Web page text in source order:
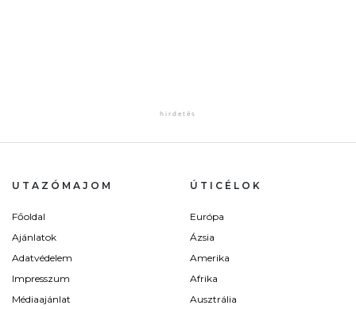
UTAZÓMAJOM
Főoldal
Ajánlatok
Adatvédelem
Impresszum
Médiaajánlat
ÚTICÉLOK
Európa
Ázsia
Amerika
Afrika
Ausztrália